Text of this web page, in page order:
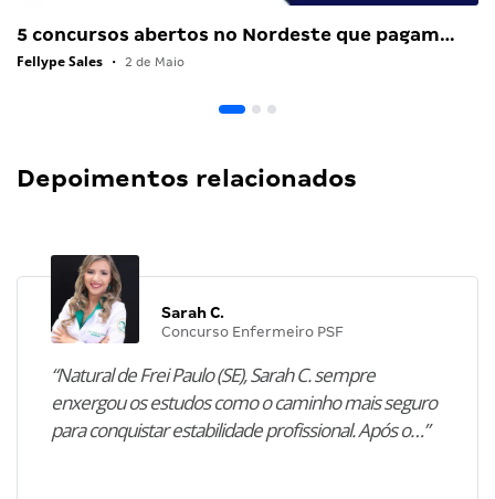
5 concursos abertos no Nordeste que pagam…
Fellype Sales • 2 de Maio
Depoimentos relacionados
Sarah C.
Concurso Enfermeiro PSF
“Natural de Frei Paulo (SE), Sarah C. sempre
enxergou os estudos como o caminho mais seguro
para conquistar estabilidade profissional. Após o…”